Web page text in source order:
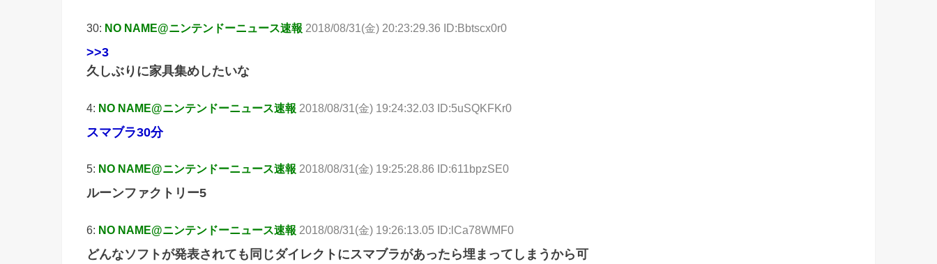
30: NO NAME@ニンテンドーニュース速報 2018/08/31(金) 20:23:29.36 ID:Bbtscx0r0
>>3
久しぶりに家具集めしたいな
4: NO NAME@ニンテンドーニュース速報 2018/08/31(金) 19:24:32.03 ID:5uSQKFKr0
スマブラ30分
5: NO NAME@ニンテンドーニュース速報 2018/08/31(金) 19:25:28.86 ID:611bpzSE0
ルーンファクトリー5
6: NO NAME@ニンテンドーニュース速報 2018/08/31(金) 19:26:13.05 ID:lCa78WMF0
どんなソフトが発表されても同じダイレクトにスマブラがあったら埋まってしまうから可